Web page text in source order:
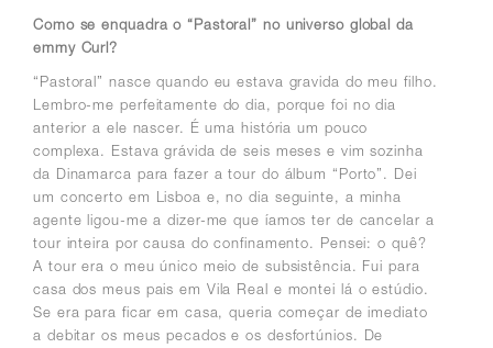
Como se enquadra o “Pastoral” no universo global da
emmy Curl?
“Pastoral” nasce quando eu estava gravida do meu filho.
Lembro-me perfeitamente do dia, porque foi no dia
anterior a ele nascer. É uma história um pouco
complexa. Estava grávida de seis meses e vim sozinha
da Dinamarca para fazer a tour do álbum “Porto”. Dei
um concerto em Lisboa e, no dia seguinte, a minha
agente ligou-me a dizer-me que íamos ter de cancelar a
tour inteira por causa do confinamento. Pensei: o quê?
A tour era o meu único meio de subsistência. Fui para
casa dos meus pais em Vila Real e montei lá o estúdio.
Se era para ficar em casa, queria começar de imediato
a debitar os meus pecados e os desfortúnios. De